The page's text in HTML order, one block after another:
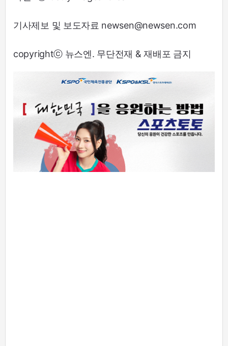
기사제보 및 보도자료 newsen@newsen.com
copyrightⓒ 뉴스엔. 무단전재 & 재배포 금지